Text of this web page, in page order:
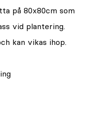
på 80x80cm som
vid plantering.
kan vikas ihop.